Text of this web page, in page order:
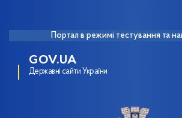
Портал в режимі тестування та
GOV.UA
Державні сайти України